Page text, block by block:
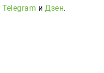
Telegram иДзен.